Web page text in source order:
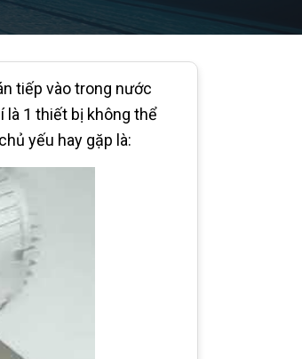
tiếp vào trong nước
là 1 thiết bị không thể
yếu hay gặp là: